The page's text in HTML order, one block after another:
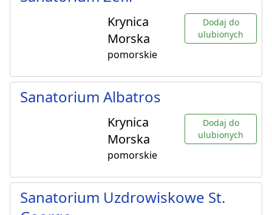
Krynica
Morska
pomorskie
Dodaj do
ulubionych
Sanatorium Albatros
Krynica
Morska
pomorskie
Dodaj do
ulubionych
Sanatorium Uzdrowiskowe St.